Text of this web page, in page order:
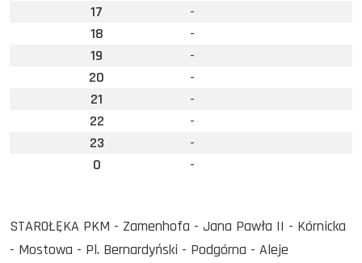
17
-
18
-
19
-
20
-
21
-
22
-
23
-
0
-
STAROŁĘKA PKM - Zamenhofa - Jana Pawła II - Kórnicka
- Mostowa - Pl. Bernardyński - Podgórna - Aleje